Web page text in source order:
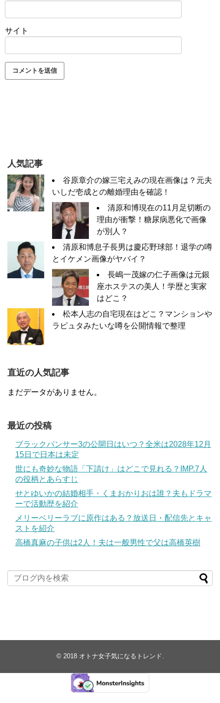
サイト
人気記事
谷原章介の嫁三宅えみの現在画像は？元夫
いしだ壱成との離婚理由を確認！
清原和博現在の11月足切断の
理由が衝撃！糖尿病悪化で画像
が別人？
清原和博息子長男は慶応野球部！退学の噂
とイケメン画像がヤバイ？
長嶋一茂嫁の仁子画像は元銀
座ホステスの美人！学歴と実家
はどこ？
松本人志の自宅現在はどこ？マンションや
ラピュタみたいな噂を公開情報で整理
直近の人気記事
まだデータがありません。
最近の投稿
ブラックパンサー3の公開日はいつ？全米は2028年12月
15日で日本は未定
世にも奇妙な物語「下請け」はどこで見れる？IMP.7人
の役柄とあらすじ
せとゆいかの結婚相手・くまおかりおは誰？夫もドラマ
ーで活動歴を紹介
メリーベリーラブに原作はある？放送日・配信先とキャ
ストを紹介
高橋真麻の子供は2人！夫は一般男性で父は高橋英樹
© 2018 オトナ女子気になるトレンド.